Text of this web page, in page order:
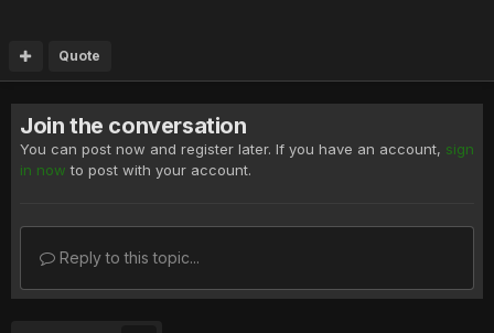
Quote
Join the conversation
You can post now and register later. If you have an account, sign
in now to post with your account.
Reply to this topic...